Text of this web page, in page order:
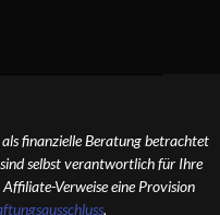
finanzielle Beratung betrachtet
selbst verantwortlich für Ihre
Verweise eine Provision
.